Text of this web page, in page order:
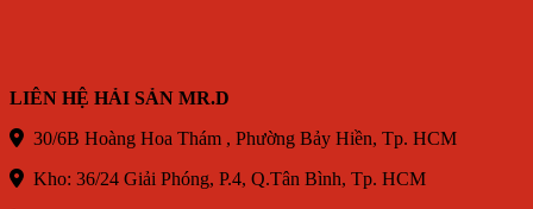
LIÊN HỆ HẢI SẢN MR.D
30/6B Hoàng Hoa Thám , Phường Bảy Hiền, Tp. HCM
Kho: 36/24 Giải Phóng, P.4, Q.Tân Bình, Tp. HCM